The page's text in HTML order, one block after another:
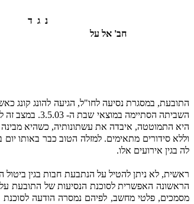
נ ג ד
חב' אל על
השביתה
היא התמוטטה, איבדה את עשתונותיה, כשהיא מבינה
וללא סידורים מתאימים. למזלה הטוב כבר באותו יום בין השעה
לה בגין אירועים אלו.
ראשית, לא ניתן להטיל על הנתבעת חבות בגין
הראשונה האפשרית לסוכנת הנסיעות של התובעת